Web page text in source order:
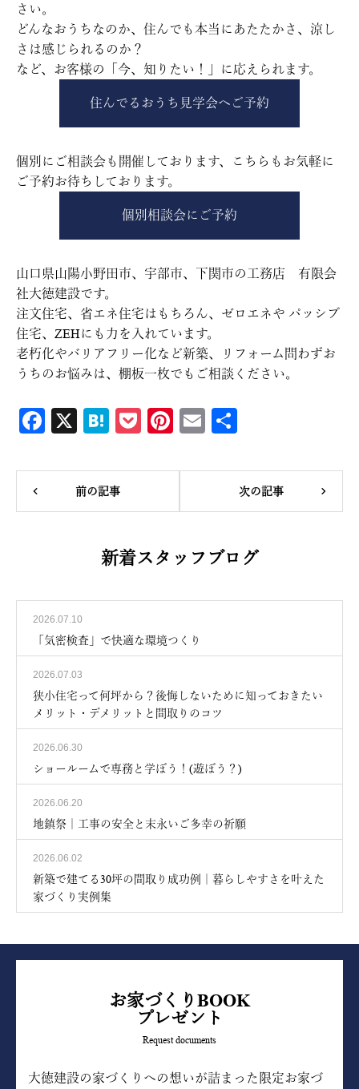
さい。
どんなおうちなのか、住んでも本当にあたたかさ、涼し
さは感じられるのか？
など、お客様の「今、知りたい！」に応えられます。
住んでるおうち見学会へご予約
個別にご相談会も開催しております、こちらもお気軽に
ご予約お待ちしております。
個別相談会にご予約
山口県山陽小野田市、宇部市、下関市の工務店 有限会
社大徳建設です。
注文住宅、省エネ住宅はもちろん、ゼロエネや パッシブ
住宅、ZEHにも力を入れています。
老朽化やバリアフリー化など新築、リフォーム問わずお
うちのお悩みは、棚板一枚でもご相談ください。
Fa
bo
X
H
en
a
P
ke
Pi
er
E
ail
前の記事 次の記事
新着スタッフブログ
2026.07.10
「気密検査」で快適な環境つくり
2026.07.03
狭小住宅って何坪から？後悔しないために知っておきたい
メリット・デメリットと間取りのコツ
2026.06.30
ショールームで専務と学ぼう！(遊ぼう？)
2026.06.20
地鎮祭｜工事の安全と末永いご多幸の祈願
2026.06.02
新築で建てる30坪の間取り成功例｜暮らしやすさを叶えた
家づくり実例集
お家づくりBOOK
プレゼント
Request documents
大徳建設の家づくりへの想いが詰まった限定お家づ